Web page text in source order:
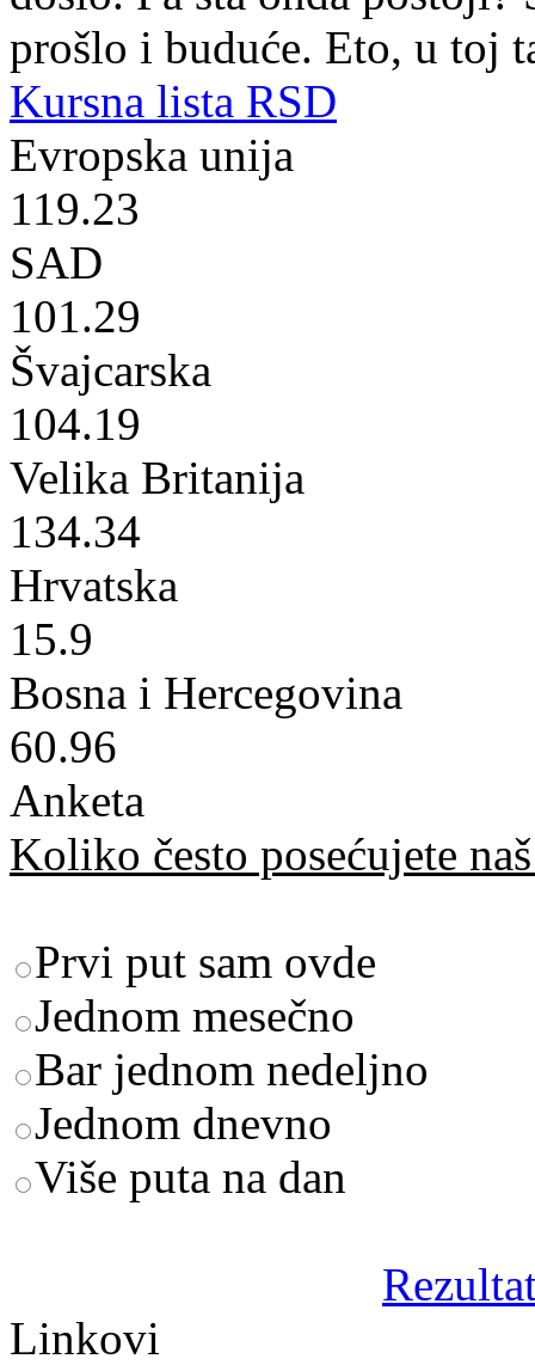
prošlo i buduće. Eto, u toj
Kursna lista RSD
Evropska unija
119.23
SAD
101.29
Švajcarska
104.19
Velika Britanija
134.34
Hrvatska
15.9
Bosna i Hercegovina
60.96
Anketa
Koliko često posećujete
Prvi put sam ovde
Jednom mesečno
Bar jednom nedeljno
Jednom dnevno
Više puta na dan
Linkovi